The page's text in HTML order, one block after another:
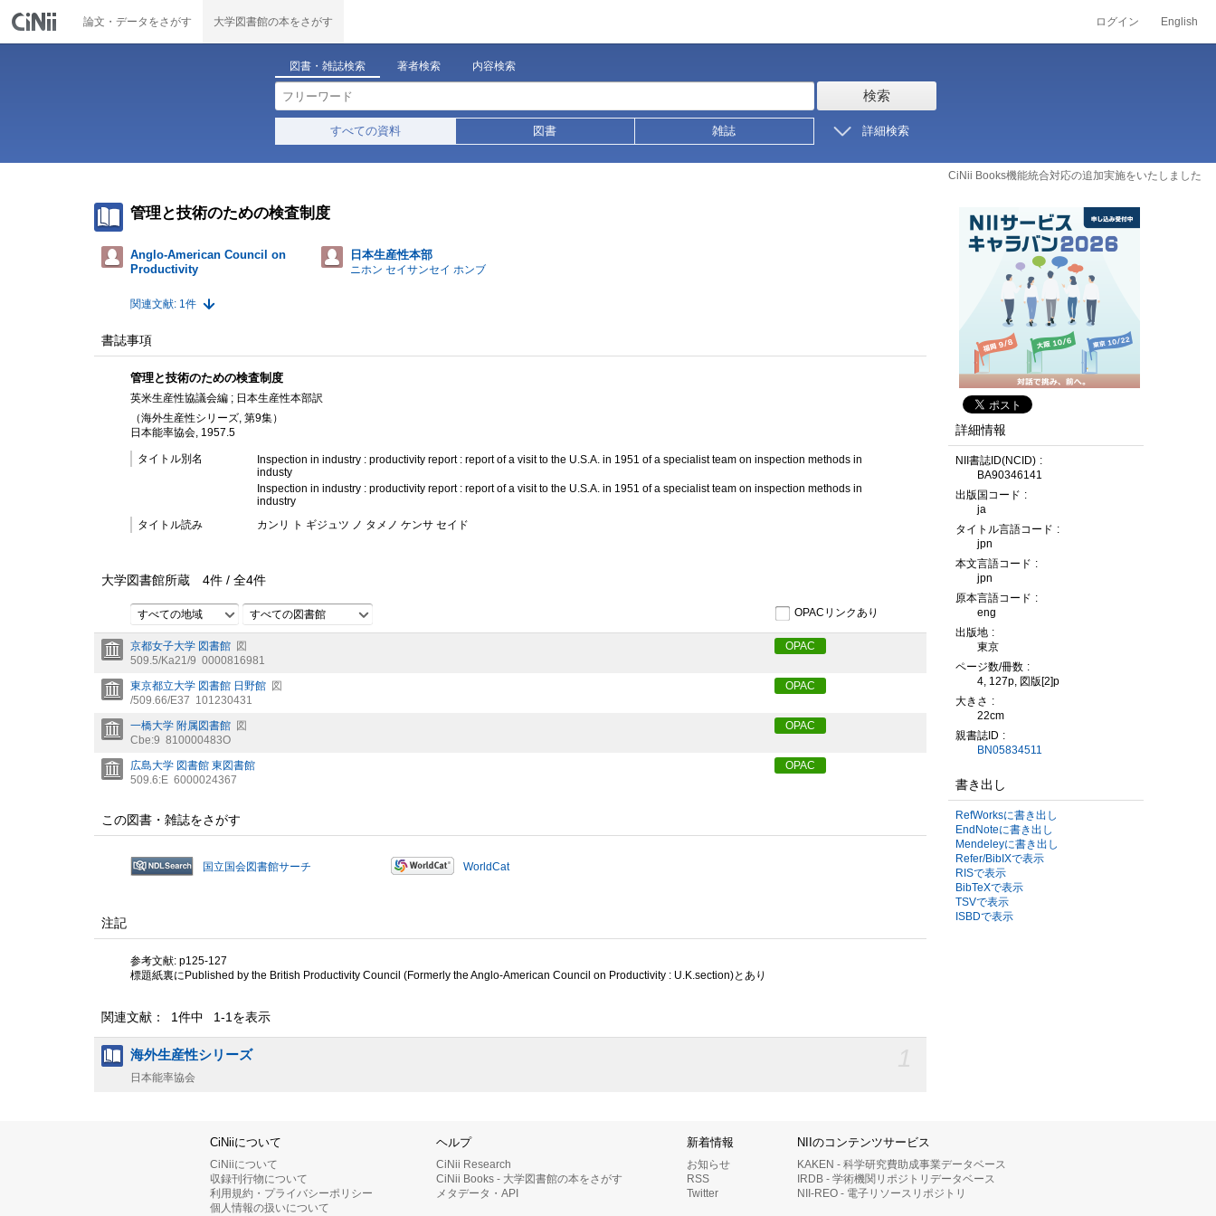
論文・データをさがす 大学図書館の本をさがす ログイン English
図書・雑誌検索 著者検索 内容検索
検索
すべての資料 図書 雑誌 詳細検索
CiNii Books機能統合対応の追加実施をいたしました
管理と技術のための検査制度
Anglo-American Council on
Productivity
日本生産性本部
ニホン セイサンセイ ホンブ
関連文献: 1件
書誌事項
管理と技術のための検査制度
英米生産性協議会編 ; 日本生産性本部訳
（海外生産性シリーズ, 第9集）
日本能率協会, 1957.5
タイトル別名
Inspection in industry : productivity report : report of a visit to the U.S.A. in 1951 of a specialist team on inspection methods in
industy
Inspection in industry : productivity report : report of a visit to the U.S.A. in 1951 of a specialist team on inspection methods in
industry
タイトル読み
カンリ ト ギジュツ ノ タメノ ケンサ セイド
大学図書館所蔵 4件 / 全4件
すべての地域 すべての図書館 OPACリンクあり
京都女子大学 図書館 図
509.5/Ka21/9 0000816981
OPAC
東京都立大学 図書館 日野館 図
/509.66/E37 101230431
OPAC
一橋大学 附属図書館 図
Cbe:9 810000483O
OPAC
広島大学 図書館 東図書館
509.6:E 6000024367
OPAC
この図書・雑誌をさがす
国立国会図書館サーチ WorldCat
注記
参考文献: p125-127
標題紙裏にPublished by the British Productivity Council (Formerly the Anglo-American Council on Productivity : U.K.section)とあり
関連文献： 1件中 1-1を表示
海外生産性シリーズ
日本能率協会
詳細情報
NII書誌ID(NCID)
BA90346141
出版国コード
ja
タイトル言語コード
jpn
本文言語コード
jpn
原本言語コード
eng
出版地
東京
ページ数/冊数
4, 127p, 図版[2]p
大きさ
22cm
親書誌ID
BN05834511
書き出し
RefWorksに書き出し
EndNoteに書き出し
Mendeleyに書き出し
Refer/BibIXで表示
RISで表示
BibTeXで表示
TSVで表示
ISBDで表示
CiNiiについて
CiNiiについて
収録刊行物について
利用規約・プライバシーポリシー
個人情報の扱いについて
ヘルプ
CiNii Research
CiNii Books - 大学図書館の本をさがす
メタデータ・API
新着情報
お知らせ
RSS
Twitter
NIIのコンテンツサービス
KAKEN - 科学研究費助成事業データベース
IRDB - 学術機関リポジトリデータベース
NII-REO - 電子リソースリポジトリ